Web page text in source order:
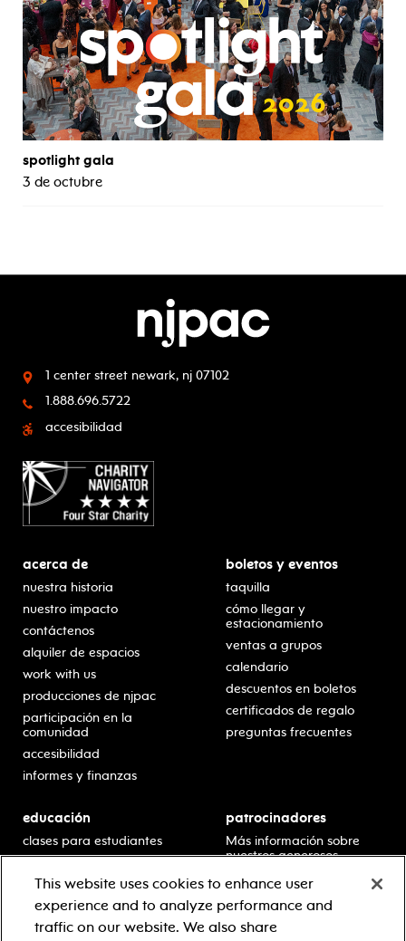
spotlight gala
3 de octubre
1 center street newark, nj 07102
1.888.696.5722
accesibilidad
acerca de
nuestra historia
nuestro impacto
contáctenos
alquiler de espacios
work with us
producciones de njpac
participación en la
comunidad
accesibilidad
informes y finanzas
boletos y eventos
taquilla
cómo llegar y
estacionamiento
ventas a grupos
calendario
descuentos en boletos
certificados de regalo
preguntas frecuentes
educación
clases para estudiantes
escolar
residencias en escuelas
desarrollo profesional
patrocinadores
Más información sobre
nuestros generosos
This website uses cookies to enhance user
experience and to analyze performance and
traffic on our website. We also share